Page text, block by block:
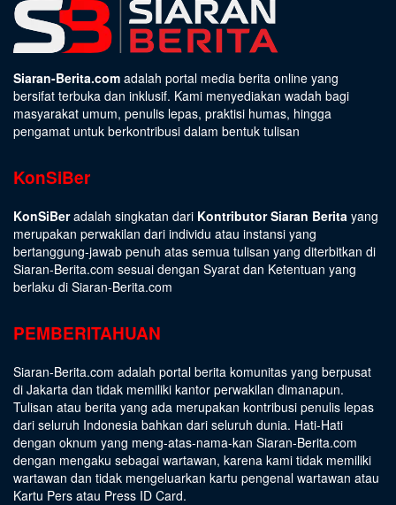
Siaran-Berita.com adalah portal media berita online yang
bersifat terbuka dan inklusif. Kami menyediakan wadah bagi
masyarakat umum, penulis lepas, praktisi humas, hingga
pengamat untuk berkontribusi dalam bentuk tulisan
KonSiBer
KonSiBeradalah singkatan dari Kontributor Siaran Berita yang
merupakan perwakilan dari individu atau instansi yang
bertanggung-jawab penuh atas semua tulisan yang diterbitkan di
Siaran-Berita.com sesuai dengan Syarat dan Ketentuan yang
berlaku di Siaran-Berita.com
PEMBERITAHUAN
Siaran-Berita.com adalah portal berita komunitas yang berpusat
di Jakarta dan tidak memiliki kantor perwakilan dimanapun.
Tulisan atau berita yang ada merupakan kontribusi penulis lepas
dari seluruh Indonesia bahkan dari seluruh dunia. Hati-Hati
dengan oknum yang meng-atas-nama-kan Siaran-Berita.com
dengan mengaku sebagai wartawan, karena kami tidak memiliki
wartawan dan tidak mengeluarkan kartu pengenal wartawan atau
Kartu Pers atau Press ID Card.